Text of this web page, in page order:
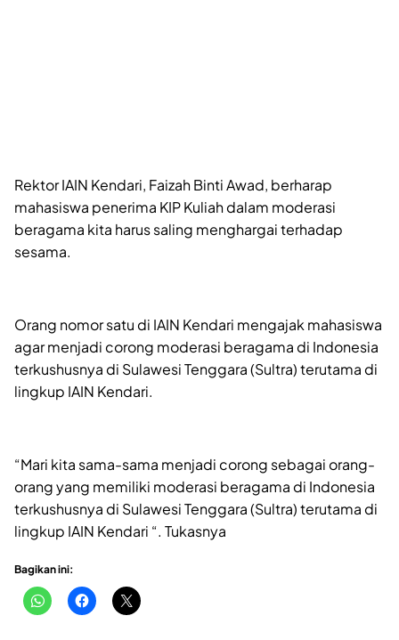
Rektor IAIN Kendari, Faizah Binti Awad, berharap
mahasiswa penerima KIP Kuliah dalam moderasi
beragama kita harus saling menghargai terhadap
sesama.
Orang nomor satu di IAIN Kendari mengajak mahasiswa
agar menjadi corong moderasi beragama di Indonesia
terkushusnya di Sulawesi Tenggara (Sultra) terutama di
lingkup IAIN Kendari.
“Mari kita sama-sama menjadi corong sebagai orang-
orang yang memiliki moderasi beragama di Indonesia
terkushusnya di Sulawesi Tenggara (Sultra) terutama di
lingkup IAIN Kendari “. Tukasnya
Bagikan ini: